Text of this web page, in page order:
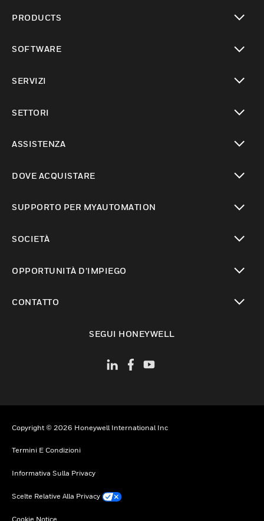
PRODUCTS
SOFTWARE
SERVIZI
SETTORI
ASSISTENZA
DOVE ACQUISTARE
SUPPORTO PER MYAUTOMATION
SOCIETÀ
OPPORTUNITÀ D’IMPIEGO
CONTATTO
SEGUI HONEYWELL
Copyright © 2026 Honeywell International Inc
Termini E Condizioni
Informativa Sulla Privacy
Scelte Relative Alla Privacy
Cookie Notice